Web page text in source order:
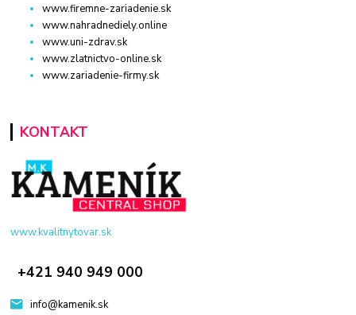
www.firemne-zariadenie.sk
www.nahradnediely.online
www.uni-zdrav.sk
www.zlatnictvo-online.sk
www.zariadenie-firmy.sk
KONTAKT
www.kvalitnytovar.sk
+421 940 949 000
info@kamenik.sk